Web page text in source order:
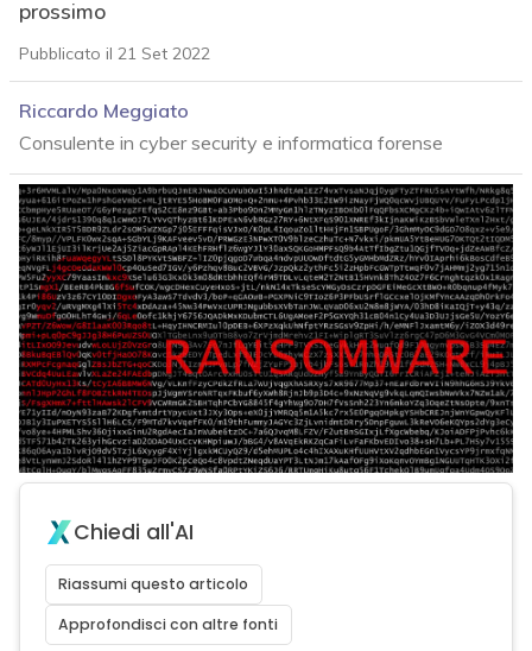
prossimo
Pubblicato il 21 Set 2022
Riccardo Meggiato
Consulente in cyber security e informatica forense
Chiedi all'AI
Riassumi questo articolo
Approfondisci con altre fonti